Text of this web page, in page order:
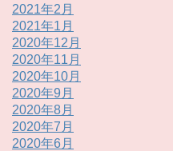
2021年2月
2021年1月
2020年12月
2020年11月
2020年10月
2020年9月
2020年8月
2020年7月
2020年6月